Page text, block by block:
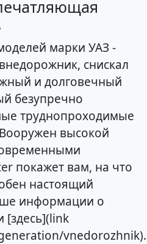
марки УАЗ -
снискал
и долговечный
безупречно
труднопроходимые
высокой
покажет вам, на что
настоящий
информации о
[здесь](link
vnedorozhnik).